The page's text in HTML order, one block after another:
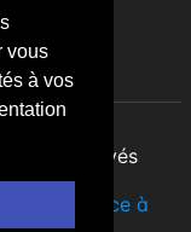
vous
à vos
réservés
Freelance à